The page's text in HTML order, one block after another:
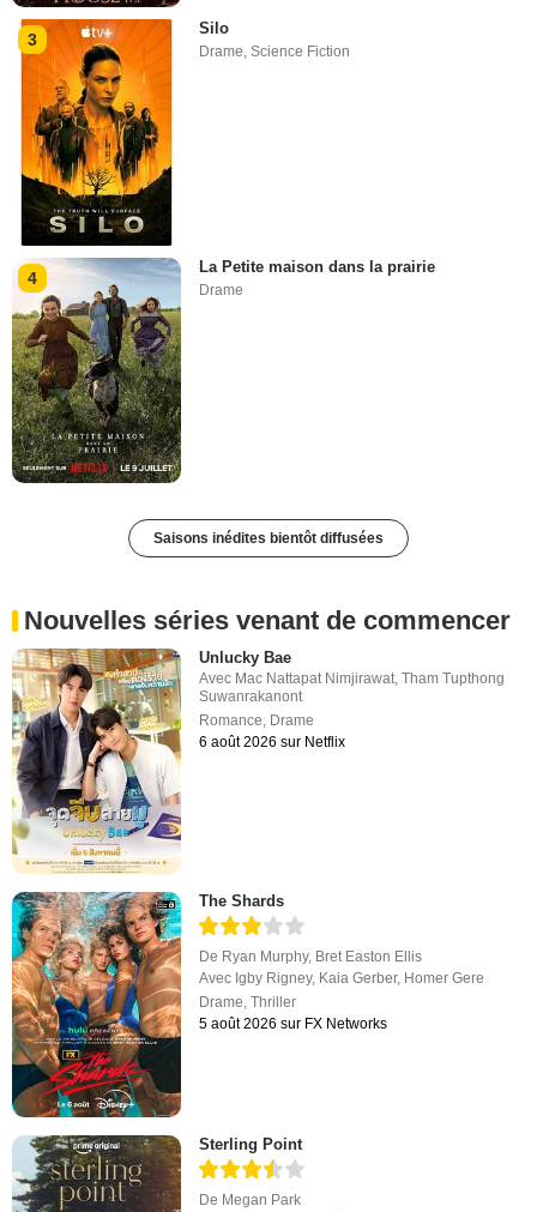
3
Silo
Drame,Science Fiction
4
La Petite maison dans la prairie
Drame
Saisons inédites bientôt diffusées
Nouvelles séries venant de commencer
Unlucky Bae
Avec Mac Nattapat Nimjirawat,Tham Tupthong
Suwanrakanont
Romance, Drame
6 août 2026 sur Netflix
The Shards
De Ryan Murphy, Bret Easton Ellis
Avec Igby Rigney, Kaia Gerber, Homer Gere
Drame,Thriller
5 août 2026 sur FX Networks
Sterling Point
De Megan Park